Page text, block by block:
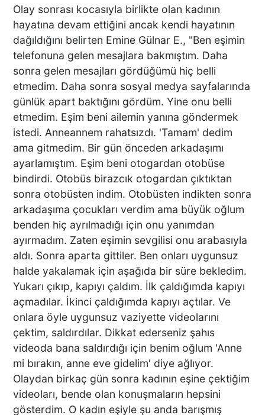
Olay sonrası kocasıyla birlikte olan kadının
hayatına devam ettiğini ancak kendi hayatının
dağıldığını belirten Emine Gülnar E., "Ben eşimin
telefonuna gelen mesajlara bakmıştım. Daha
sonra gelen mesajları gördüğümü hiç belli
etmedim. Daha sonra sosyal medya sayfalarında
günlük apart baktığını gördüm. Yine onu belli
etmedim. Eşim beni ailemin yanına göndermek
istedi. Anneannem rahatsızdı. 'Tamam' dedim
ama gitmedim. Bir gün önceden arkadaşımı
ayarlamıştım. Eşim beni otogardan otobüse
bindirdi. Otobüs birazcık otogardan çıktıktan
sonra otobüsten indim. Otobüsten indikten sonra
arkadaşıma çocukları verdim ama büyük oğlum
benden hiç ayrılmadığı için onu yanımdan
ayırmadım. Zaten eşimin sevgilisi onu arabasıyla
aldı. Sonra aparta gittiler. Ben onları uygunsuz
halde yakalamak için aşağıda bir süre bekledim.
Yukarı çıkıp, kapıyı çaldım. İlk çaldığımda kapıyı
açmadılar. İkinci çaldığımda kapıyı açtılar. Ve
onlara öyle uygunsuz vaziyette videolarını
çektim, saldırdılar. Dikkat ederseniz şahıs
videoda bana saldırdığı için benim oğlum 'Anne
mi bırakın, anne eve gidelim' diye ağlıyor.
Olaydan birkaç gün sonra kadının eşine çektiğim
videoları, bende olan konuşmaların hepsini
gösterdim. O kadın eşiyle şu anda barışmış